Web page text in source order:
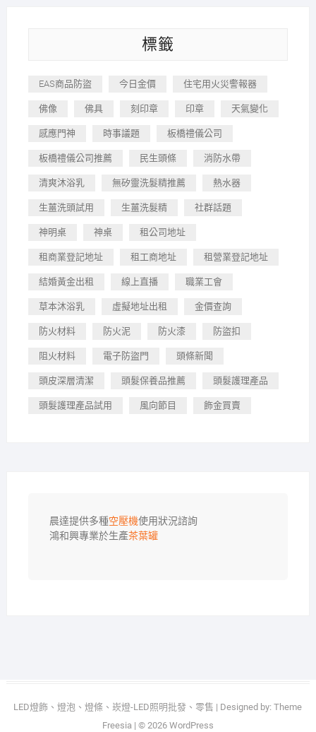
標籤
EAS商品防盜 今日金價 住宅用火災警報器
佛像 佛具 刻印章 印章 天氣變化
感應門神 時事議題 板橋禮儀公司
板橋禮儀公司推薦 民生頭條 消防水帶
清爽沐浴乳 無矽靈洗髮精推薦 熱水器
生薑洗頭試用 生薑洗髮精 社群話題
神明桌 神桌 租公司地址
租商業登記地址 租工商地址 租營業登記地址
結婚黃金出租 線上直播 職業工會
草本沐浴乳 虛擬地址出租 金價查詢
防火材料 防火泥 防火漆 防盜扣
阻火材料 電子防盜門 頭條新聞
頭皮深層清潔 頭髮保養品推薦 頭髮護理產品
頭髮護理產品試用 風向節目 飾金買賣
晨達提供多種空壓機使用狀況諮詢
鴻和興專業於生產茶葉罐
LED燈飾、燈泡、燈條、崁燈-LED照明批發、零售 | Designed by:Theme
Freesia| © 2026 WordPress